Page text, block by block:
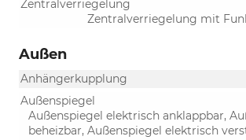
Zentralverriegelung
Zentralverriegelung mit
Außen
Anhängerkupplung
Außenspiegel
Außenspiegel elektrisch anklappbar,
beheizbar, Außenspiegel elektrisch